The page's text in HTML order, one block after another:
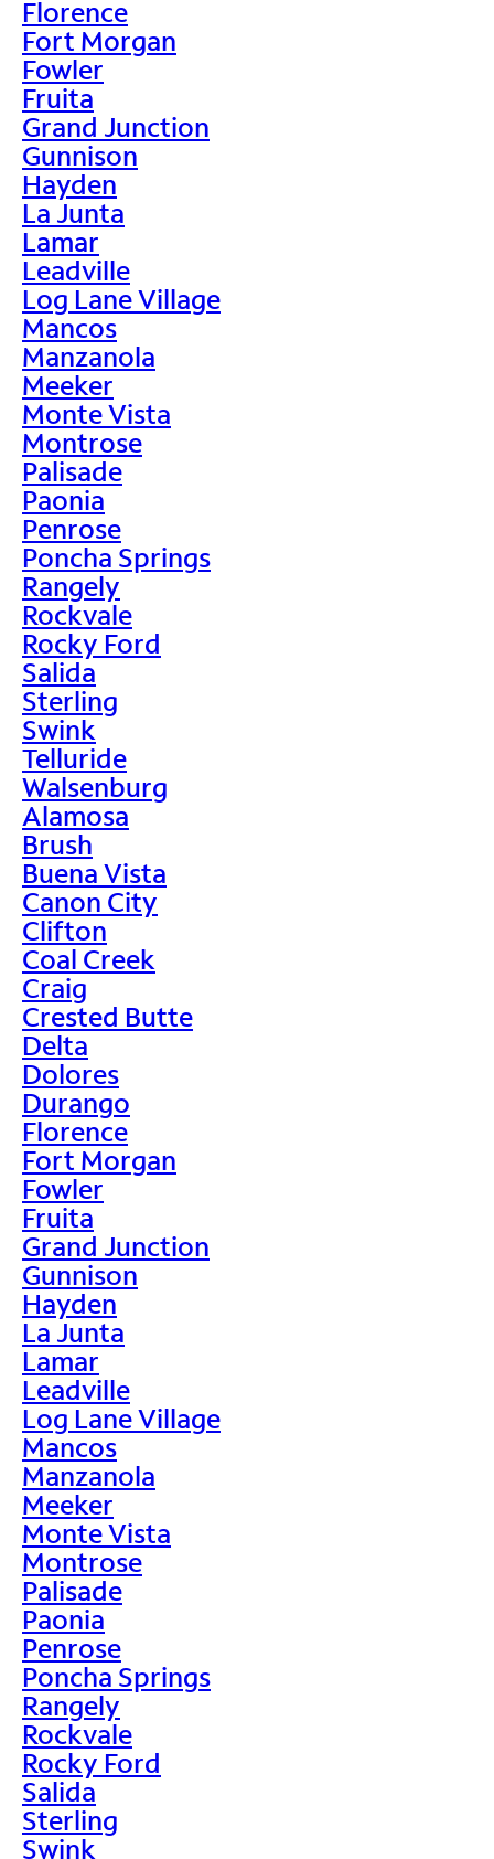
Florence
Fort Morgan
Fowler
Fruita
Grand Junction
Gunnison
Hayden
La Junta
Lamar
Leadville
Log Lane Village
Mancos
Manzanola
Meeker
Monte Vista
Montrose
Palisade
Paonia
Penrose
Poncha Springs
Rangely
Rockvale
Rocky Ford
Salida
Sterling
Swink
Telluride
Walsenburg
Alamosa
Brush
Buena Vista
Canon City
Clifton
Coal Creek
Craig
Crested Butte
Delta
Dolores
Durango
Florence
Fort Morgan
Fowler
Fruita
Grand Junction
Gunnison
Hayden
La Junta
Lamar
Leadville
Log Lane Village
Mancos
Manzanola
Meeker
Monte Vista
Montrose
Palisade
Paonia
Penrose
Poncha Springs
Rangely
Rockvale
Rocky Ford
Salida
Sterling
Swink